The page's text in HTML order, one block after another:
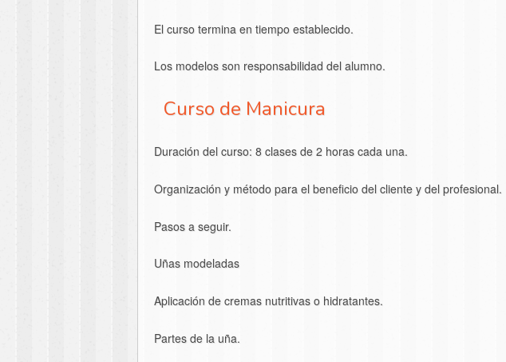
El curso termina en tiempo establecido.
Los modelos son responsabilidad del alumno.
Curso de Manicura
Duración del curso: 8 clases de 2 horas cada una.
Organización y método para el beneficio del cliente y del profesional.
Pasos a seguir.
Uñas modeladas
Aplicación de cremas nutritivas o hidratantes.
Partes de la uña.